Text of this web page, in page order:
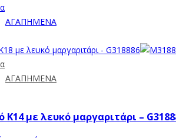
ΑΓΑΠΗΜΕΝΑ
ΑΓΑΠΗΜΕΝΑ
με λευκό μαργαριτάρι –